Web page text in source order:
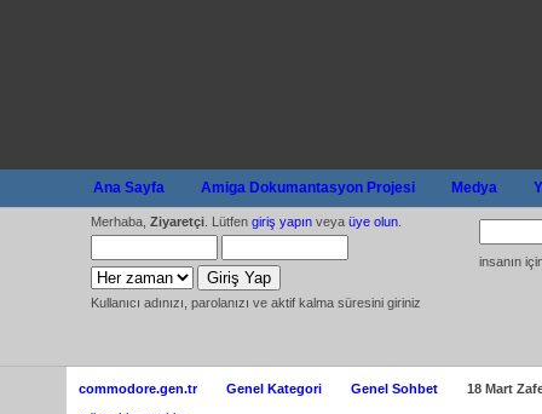
Ana Sayfa Amiga Dokumantasyon Projesi Medya
Merhaba, Ziyaretçi . Lütfen giriş yapın veya üye olun
Kullanıcı adınızı, parolanızı ve aktif kalma süresini giriniz
insanın
commodore.gen.tr Genel Kategori Genel Sohbet
18 Mart